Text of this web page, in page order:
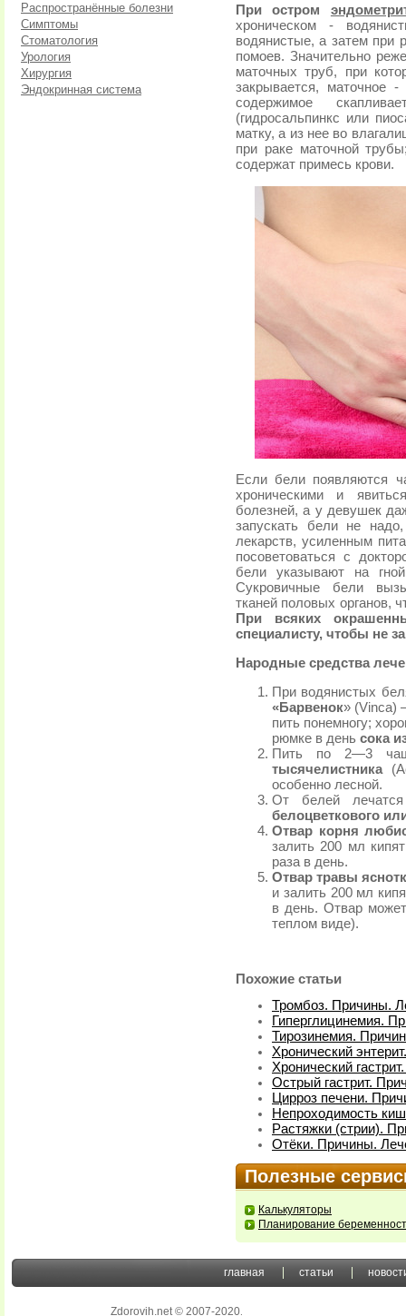
Распространённые болезни
Симптомы
Стоматология
Урология
Хирургия
Эндокринная система
При остром
хроническом -
водянистые, а затем при
помоев. Значительно
маточных труб, при
закрывается, маточное
содержимое
(гидросальпинкс или
матку, а из нее во
при раке маточной
содержат примесь крови.
Если бели появляются
хроническими и
болезней, а у девушек
запускать бели не
лекарств, усиленным
посоветоваться с
бели указывают на
Сукровичные бели
тканей половых органов,
При всяких
специалисту, чтобы не
Народные средcтва
При водянистых
«Барвенок» (Vinca)
пить понемногу;
рюмке в день сока
Пить по 2—3
тысячелистника
особенно лесной.
От белей
белоцветкового
Отвар корня
залить 200 мл
раза в день.
Отвар травы
и залить 200 мл
в день. Отвар
теплом виде).
Похожие статьи
Тромбоз. Причины.
Гиперглицинемия.
Тирозинемия.
Хронический
Хронический
Острый гастрит.
Цирроз печени.
Непроходимость
Растяжки (стрии).
Отёки. Причины.
Полезные
Калькуляторы
Планирование
главная статьи
Zdorovih.net © 2007-2020